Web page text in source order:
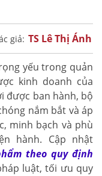
giả: TS Lê Thị Ánh
yếu trong quản
kinh doanh của
được ban hành, bộ
nắm bắt và áp
minh bạch và phù
hành. Cập nhật
theo quy định
luật, tối ưu quy